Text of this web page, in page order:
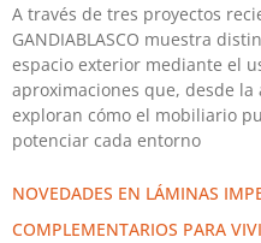
A través de tres proyectos
GANDIABLASCO muestra
espacio exterior mediante el
aproximaciones que, desde
exploran cómo el mobiliario
potenciar cada entorno
NOVEDADES EN LÁMINAS
COMPLEMENTARIOS PARA